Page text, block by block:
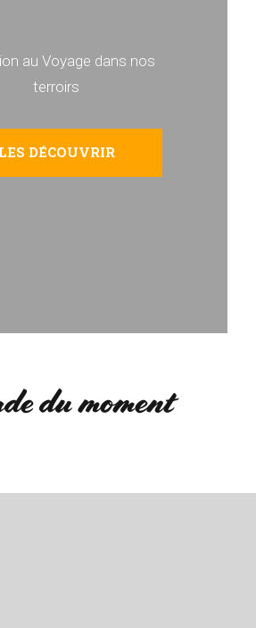
au Voyage dans nos
terroirs
LES DÉCOUVRIR
du moment